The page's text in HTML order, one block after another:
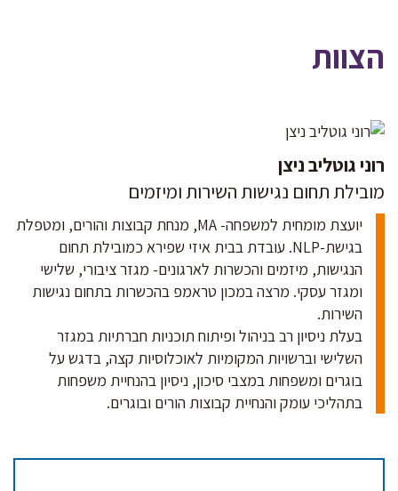
הצוות
רוני גוטליב ניצן
מובילת תחום נגישות השירות ומיזמים
יועצת מומחית למשפחה- MA, מנחת קבוצות והורים, ומטפלת
בגישת-NLP. עובדת בבית איזי שפירא כמובילת תחום
הנגישות, מיזמים והכשרות לארגונים- מגזר ציבורי, שלישי
ומגזר עסקי. מרצה במכון טראמפ בהכשרות בתחום נגישות
השירות.
בעלת ניסיון רב בניהול ופיתוח תוכניות חברתיות במגזר
השלישי וברשויות המקומיות לאוכלוסיות קצה, בדגש על
בוגרים ומשפחות במצבי סיכון, ניסיון בהנחיית משפחות
בתהליכי עומק והנחיית קבוצות הורים ובוגרים.